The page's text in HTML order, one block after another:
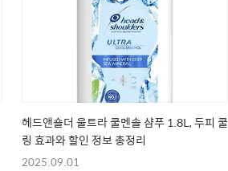
헤드앤숄더 울트라 쿨멘솔 샴푸 1.8L, 두피 쿨
링 효과와 할인 정보 총정리
2025.09.01